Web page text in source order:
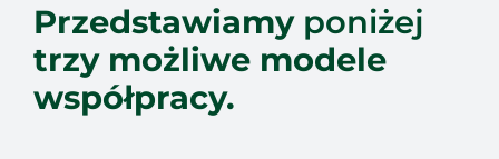
Przedstawiamyponiżej
trzy możliwe modele
współpracy.